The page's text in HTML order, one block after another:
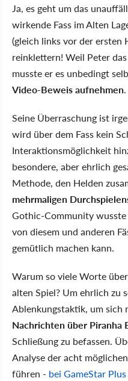
Ja, es geht um das
wirkende Fass im Alten
(gleich links vor der ersten
reinklettern! Weil Peter
musste er es unbedingt
Video-Beweis aufnehmen.
Seine Überraschung ist
wird über dem Fass kein
Interaktionsmöglichkeit
besondere, aber ehrlich
Methode, den Helden
mehrmaligen
Gothic-Community wusste
von diesem und anderen
gemütlich machen kann.
Warum so viele Worte
alten Spiel? Um ehrlich zu
Ablenkungstaktik, um sich
Nachrichten über Piranha
Schließung zu befassen.
Analyse der acht
führen - bei GameStar